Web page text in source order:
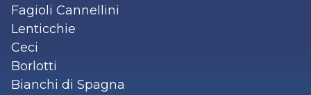
Fagioli Cannellini
Lenticchie
Ceci
Borlotti
Bianchi di Spagna